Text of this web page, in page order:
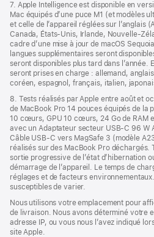
7. Apple Intelligence est disponible en
Mac équipés d’une puce M1 (et modèles
et celle de l’appareil réglées sur l’anglais
Canada, États-Unis, Irlande, Nouvelle-
cadre d’une mise à jour de macOS
langues supplémentaires seront
seront disponibles plus tard dans l’année.
seront prises en charge : allemand,
coréen, espagnol, français, italien,
8. Tests réalisés par Apple entre août et
de MacBook Pro 14 pouces équipés de la
10 cœurs, GPU 10 cœurs, 24 Go de RAM
avec un Adaptateur secteur USB-C 96 W
Câble USB-C vers MagSafe 3 (modèle
réalisés sur des MacBook Pro déchargés.
sortie progressive de l’état d’hibernation
démarrage de l’appareil. Le temps de
réglages et de facteurs
susceptibles de varier.
Nous utilisons votre emplacement pour
de livraison. Nous avons déterminé votre
adresse IP, ou vous nous l’avez indiqué
site Apple.